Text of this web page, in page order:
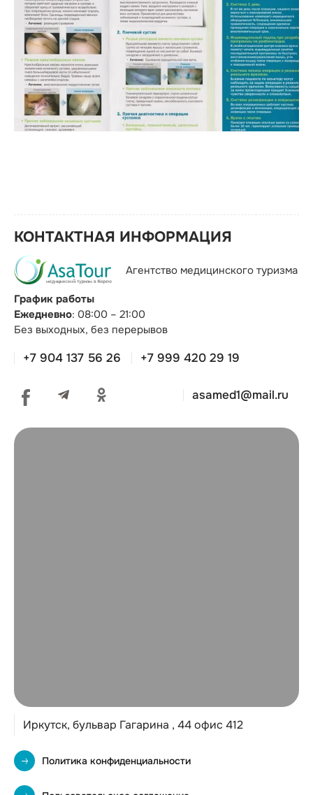
КОНТАКТНАЯ ИНФОРМАЦИЯ
Агентство медицинского туризма
График работы
Ежедневно: 08:00 – 21:00
Без выходных, без перерывов
+7 904 137 56 26 +7 999 420 29 19
asamed1@mail.ru
Иркутск, бульвар Гагарина , 44 офис 412
Политика конфиденциальности